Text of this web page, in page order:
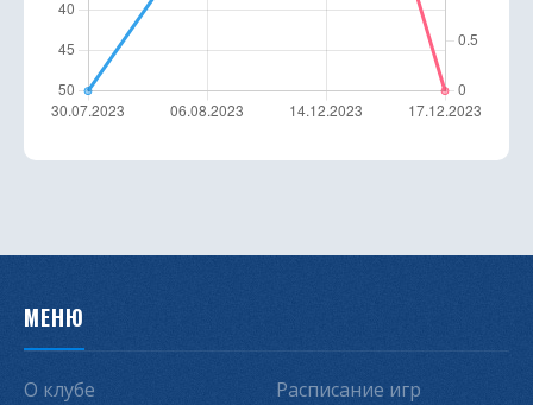
МЕНЮ
О клубе
Расписание игр